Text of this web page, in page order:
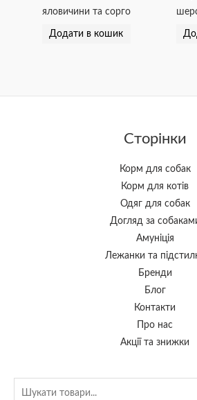
яловичини та сорго
Додати в кошик
Сторінки
Корм для собак
Корм для котів
Одяг для собак
Догляд за
Амуніція
Лежанки та
Бренди
Блог
Контакти
Про нас
Акції та знижки